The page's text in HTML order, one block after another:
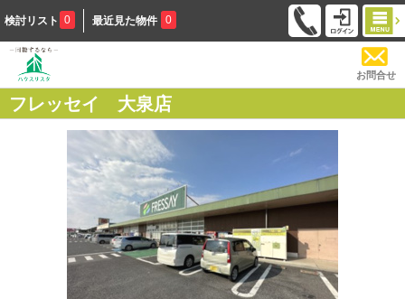
検討リスト 0 最近見た物件 0
お問合せ
フレッセイ 大泉店